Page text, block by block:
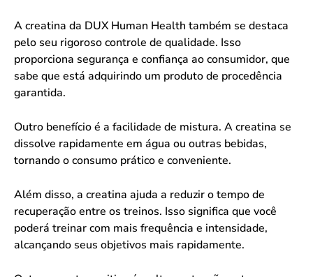
A creatina da DUX Human Health também se destaca
pelo seu rigoroso controle de qualidade. Isso
proporciona segurança e confiança ao consumidor, que
sabe que está adquirindo um produto de procedência
garantida.
Outro benefício é a facilidade de mistura. A creatina se
dissolve rapidamente em água ou outras bebidas,
tornando o consumo prático e conveniente.
Além disso, a creatina ajuda a reduzir o tempo de
recuperação entre os treinos. Isso significa que você
poderá treinar com mais frequência e intensidade,
alcançando seus objetivos mais rapidamente.